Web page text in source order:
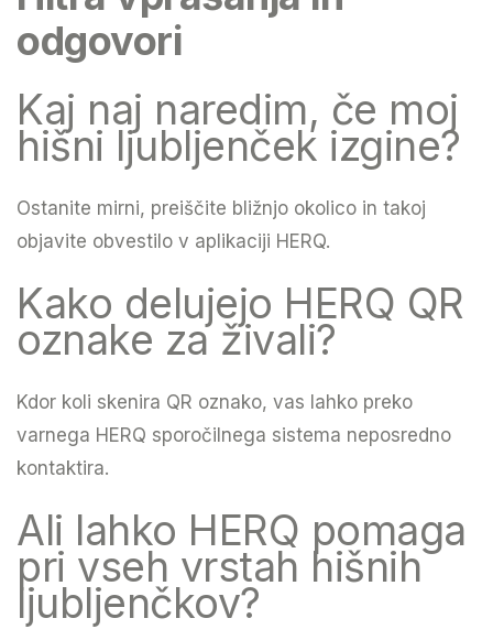
odgovori
Kaj naj naredim, če moj
hišni ljubljenček izgine?
Ostanite mirni, preiščite bližnjo okolico in takoj
objavite obvestilo v aplikaciji HERQ.
Kako delujejo HERQ QR
oznake za živali?
Kdor koli skenira QR oznako, vas lahko preko
varnega HERQ sporočilnega sistema neposredno
kontaktira.
Ali lahko HERQ pomaga
pri vseh vrstah hišnih
ljubljenčkov?